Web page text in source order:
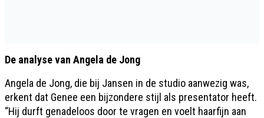
De analyse van Angela de Jong
Angela de Jong, die bij Jansen in de studio aanwezig was,
erkent dat Genee een bijzondere stijl als presentator heeft.
“Hij durft genadeloos door te vragen en voelt haarfijn aan